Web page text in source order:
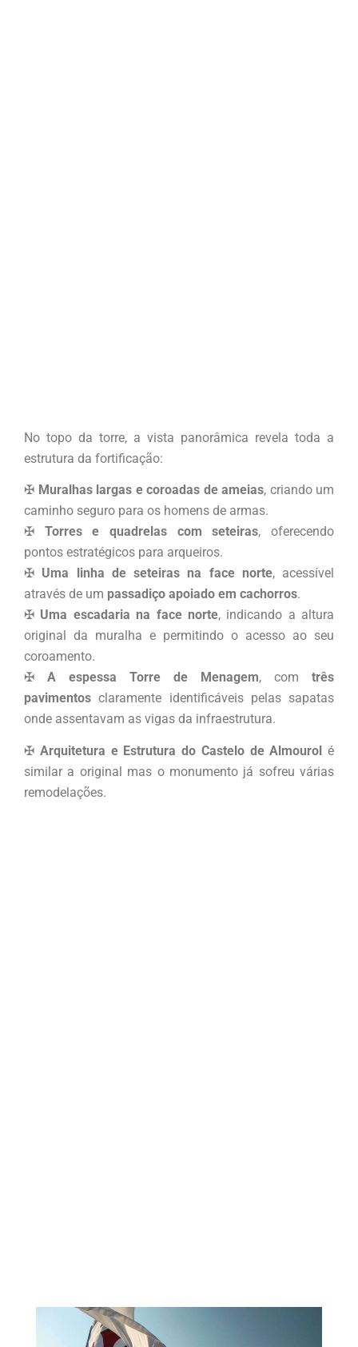
No topo da torre, a vista panorâmica revela toda a
estrutura da fortificação:
✠ Muralhas largas e coroadas de ameias, criando um
caminho seguro para os homens de armas.
✠ Torres e quadrelas com seteiras, oferecendo
pontos estratégicos para arqueiros.
✠ Uma linha de seteiras na face norte, acessível
através de um passadiço apoiado em cachorros.
✠ Uma escadaria na face norte, indicando a altura
original da muralha e permitindo o acesso ao seu
coroamento.
✠ A espessa Torre de Menagem, com três
pavimentos claramente identificáveis pelas sapatas
onde assentavam as vigas da infraestrutura.
✠ Arquitetura e Estrutura do Castelo de Almourol é
similar a original mas o monumento já sofreu várias
remodelações.